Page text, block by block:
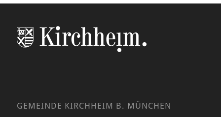
GEMEINDE KIRCHHEIM B. MÜNCHEN